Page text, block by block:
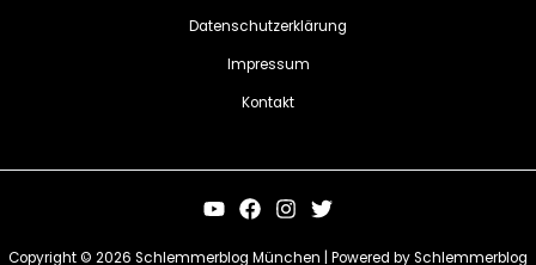
Datenschutzerklärung
Impressum
Kontakt
Copyright © 2026 Schlemmerblog München | Powered by Schlemmerblog